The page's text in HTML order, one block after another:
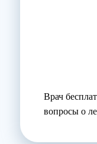
Врач
вопросы о